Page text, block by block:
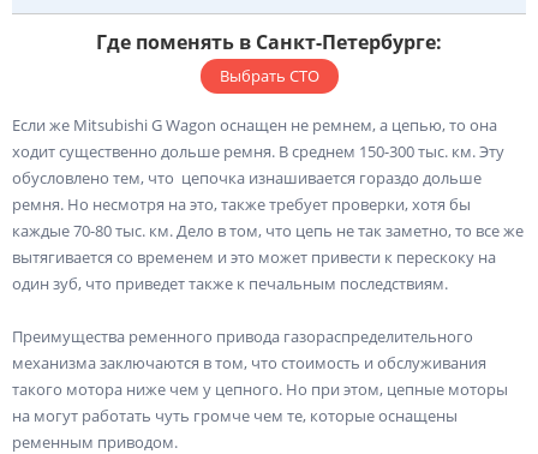
Где поменять в Санкт-Петербурге:
Выбрать СТО
Если же Mitsubishi G Wagon оснащен не ремнем, а цепью, то она
ходит существенно дольше ремня. В среднем 150-300 тыс. км. Эту
обусловлено тем, что цепочка изнашивается гораздо дольше
ремня. Но несмотря на это, также требует проверки, хотя бы
каждые 70-80 тыс. км. Дело в том, что цепь не так заметно, то все же
вытягивается со временем и это может привести к перескоку на
один зуб, что приведет также к печальным последствиям.
Преимущества ременного привода газораспределительного
механизма заключаются в том, что стоимость и обслуживания
такого мотора ниже чем у цепного. Но при этом, цепные моторы
на могут работать чуть громче чем те, которые оснащены
ременным приводом.